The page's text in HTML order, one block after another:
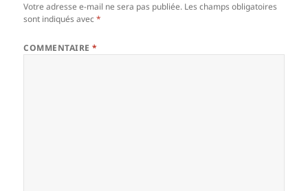
Votre adresse e-mail ne sera pas publiée. Les champs obligatoires
sont indiqués avec*
COMMENTAIRE*